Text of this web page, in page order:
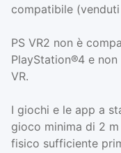
compatibile
PS VR2 non è
PlayStation®4 e
VR.
I giochi e le app a
gioco minima di 2
fisico sufficiente